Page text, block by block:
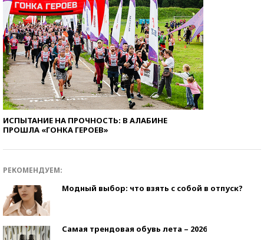
ИСПЫТАНИЕ НА ПРОЧНОСТЬ: В АЛАБИНЕ
ПРОШЛА «ГОНКА ГЕРОЕВ»
РЕКОМЕНДУЕМ:
Модный выбор: что взять с собой в отпуск?
Самая трендовая обувь лета – 2026